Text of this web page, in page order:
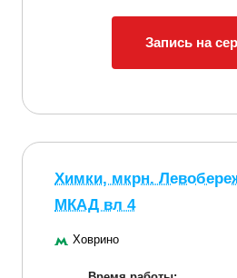
Запись на
Химки, мкрн.
МКАД вл 4
Ховрино